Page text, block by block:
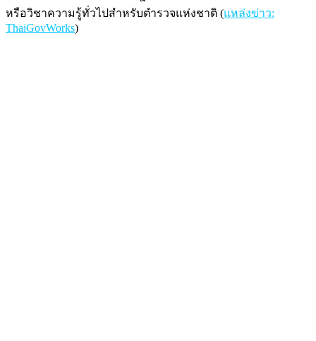
หรือวิชาความรู้ทั่วไปสำหรับตำรวจแห่งชาติ (แหล่งข่าว:
ThaiGovWorks)